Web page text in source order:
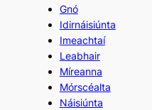
Gnó
Idirnáisiúnta
Imeachtaí
Leabhair
Míreanna
Mórscéalta
Náisiúnta